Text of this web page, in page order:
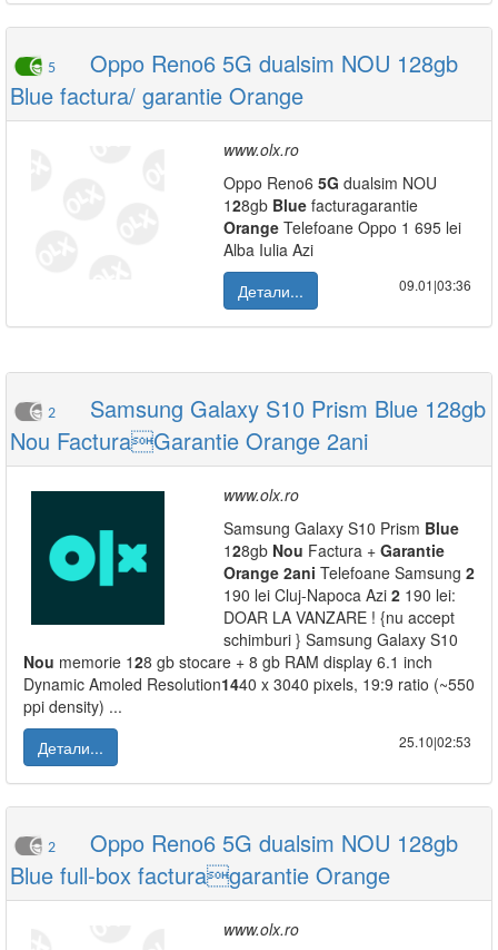
5
Oppo Reno6 5G dualsim NOU 128gb
Blue factura/ garantie Orange
www.olx.ro
Oppo Reno6 5G dualsim NOU
128gb Blue facturagarantie
Orange Telefoane Oppo 1 695 lei
Alba Iulia Azi
Детали...
09.01|03:36
2
Samsung Galaxy S10 Prism Blue 128gb
Nou FacturaGarantie Orange 2ani
www.olx.ro
Samsung Galaxy S10 Prism Blue
128gb Nou Factura + Garantie
Orange 2ani Telefoane Samsung 2
190 lei Cluj-Napoca Azi 2 190 lei:
DOAR LA VANZARE ! {nu accept
schimburi } Samsung Galaxy S10
Nou memorie 128 gb stocare + 8 gb RAM display 6.1 inch
Dynamic Amoled Resolution1440 x 3040 pixels, 19:9 ratio (~550
ppi density) ...
Детали...
25.10|02:53
2
Oppo Reno6 5G dualsim NOU 128gb
Blue full-box facturagarantie Orange
www.olx.ro